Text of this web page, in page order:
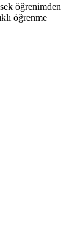
öğrenimden
öğrenme